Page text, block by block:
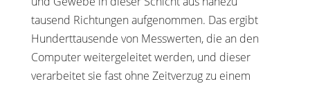
tausend Richtungen aufgenommen. Das ergibt
Hunderttausende von Messwerten, die an den
Computer weitergeleitet werden, und dieser
verarbeitet sie fast ohne Zeitverzug zu einem